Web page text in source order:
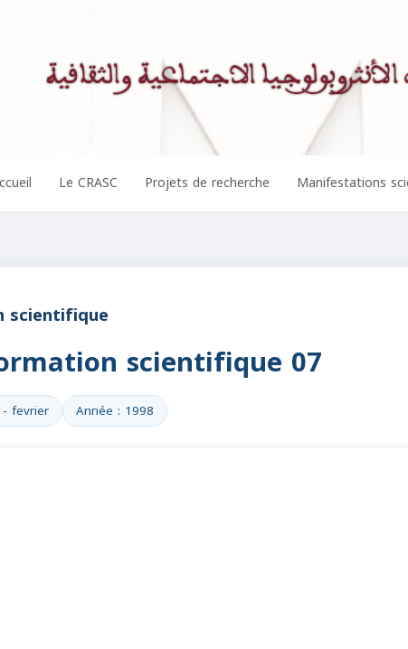
Le CRASC Projets de recherche Manifestations
scientifique
scientifique 07
fevrier Année : 1998